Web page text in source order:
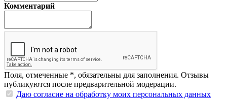
Комментарий
Поля, отмеченные *, обязательны для заполнения. Отзывы
публикуются после предварительной модерации.
Даю согласие на обработку моих персональных данных